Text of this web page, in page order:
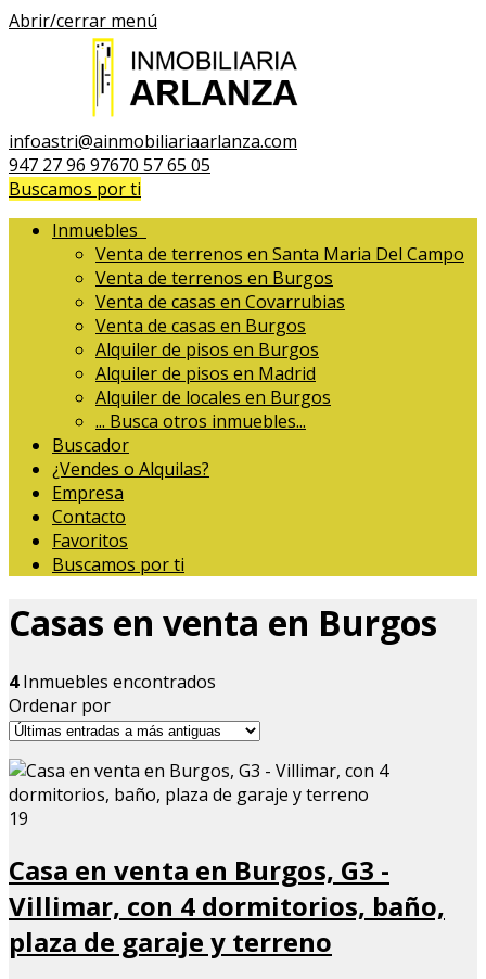
Abrir/cerrar menú
infoastri@ainmobiliariaarlanza.com
947 27 96 97670 57 65 05
Buscamos por ti
Inmuebles
Venta de terrenos en Santa Maria Del Campo
Venta de terrenos en Burgos
Venta de casas en Covarrubias
Venta de casas en Burgos
Alquiler de pisos en Burgos
Alquiler de pisos en Madrid
Alquiler de locales en Burgos
... Busca otros inmuebles...
Buscador
¿Vendes o Alquilas?
Empresa
Contacto
Favoritos
Buscamos por ti
Casas en venta en Burgos
4Inmuebles encontrados
Ordenar por
19
Casa en venta en Burgos, G3 -
Villimar, con 4 dormitorios, baño,
plaza de garaje y terreno